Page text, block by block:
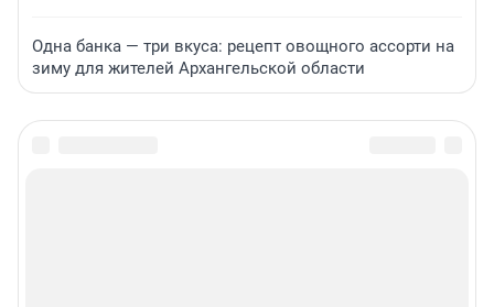
Одна банка — три вкуса: рецепт овощного ассорти на
зиму для жителей Архангельской области